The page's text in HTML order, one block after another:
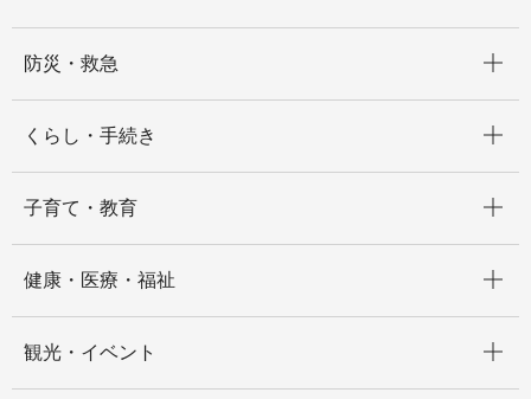
防災・救急
くらし・手続き
子育て・教育
健康・医療・福祉
観光・イベント